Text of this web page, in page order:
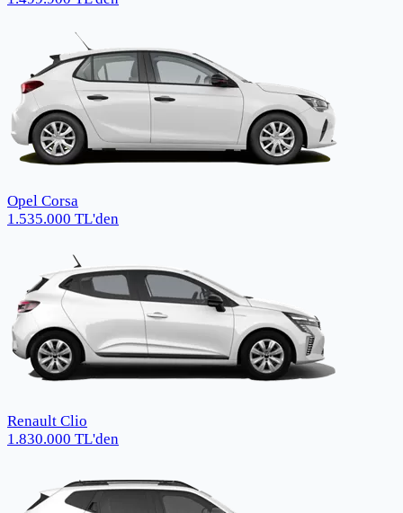
Opel Corsa
1.535.000 TL'den
Renault Clio
1.830.000 TL'den